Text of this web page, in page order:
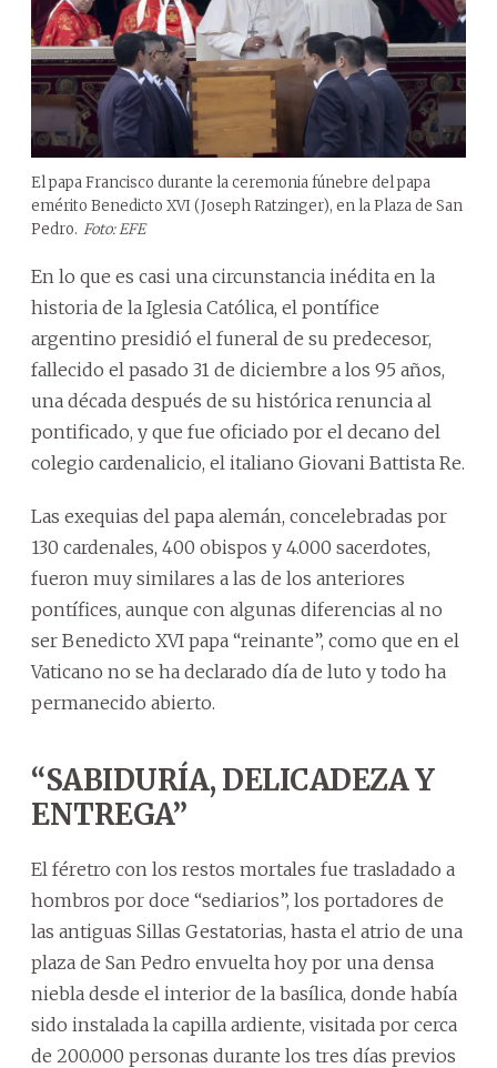
El papa Francisco durante la ceremonia fúnebre del papa
emérito Benedicto XVI (Joseph Ratzinger), en la Plaza de San
Pedro. Foto: EFE
En lo que es casi una circunstancia inédita en la
historia de la Iglesia Católica, el pontífice
argentino presidió el funeral de su predecesor,
fallecido el pasado 31 de diciembre a los 95 años,
una década después de su histórica renuncia al
pontificado, y que fue oficiado por el decano del
colegio cardenalicio, el italiano Giovani Battista Re.
Las exequias del papa alemán, concelebradas por
130 cardenales, 400 obispos y 4.000 sacerdotes,
fueron muy similares a las de los anteriores
pontífices, aunque con algunas diferencias al no
ser Benedicto XVI papa “reinante”, como que en el
Vaticano no se ha declarado día de luto y todo ha
permanecido abierto.
“SABIDURÍA, DELICADEZA Y
ENTREGA”
El féretro con los restos mortales fue trasladado a
hombros por doce “sediarios”, los portadores de
las antiguas Sillas Gestatorias, hasta el atrio de una
plaza de San Pedro envuelta hoy por una densa
niebla desde el interior de la basílica, donde había
sido instalada la capilla ardiente, visitada por cerca
de 200.000 personas durante los tres días previos